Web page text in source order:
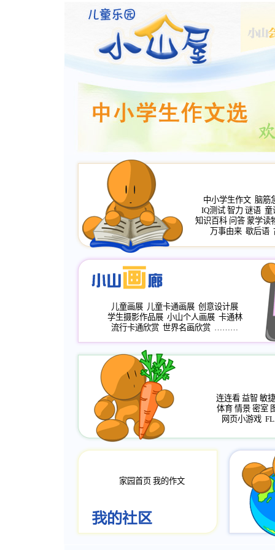
中小学生作文 脑筋
IQ测试 智力 谜语 童
知识百科 问答 蒙学读
万事由来 歇后语
儿童画展 儿童卡通画展 创意设计展
学生摄影作品展 小山个人画展 卡通林
流行卡通欣赏 世界名画欣赏 ………
连连看 益智 敏捷
体育 情景 密室
网页小游戏
家园首页 我的作文